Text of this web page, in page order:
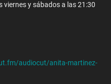
viernes y sábados a las 21:30
audiocut/anita-martinez-